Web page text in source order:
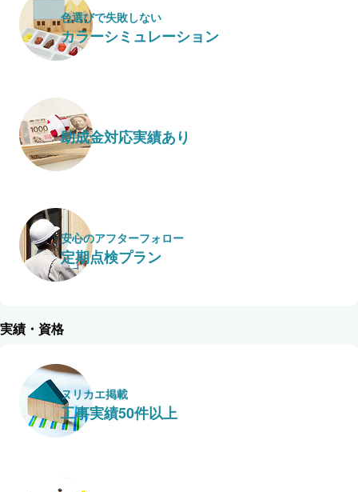
色選びで失敗しない
カラーシミュレーション
助成金対応実績あり
安心のアフターフォロー
定期点検プラン
実績・資格
ヌリカエ掲載
工事実績50件以上